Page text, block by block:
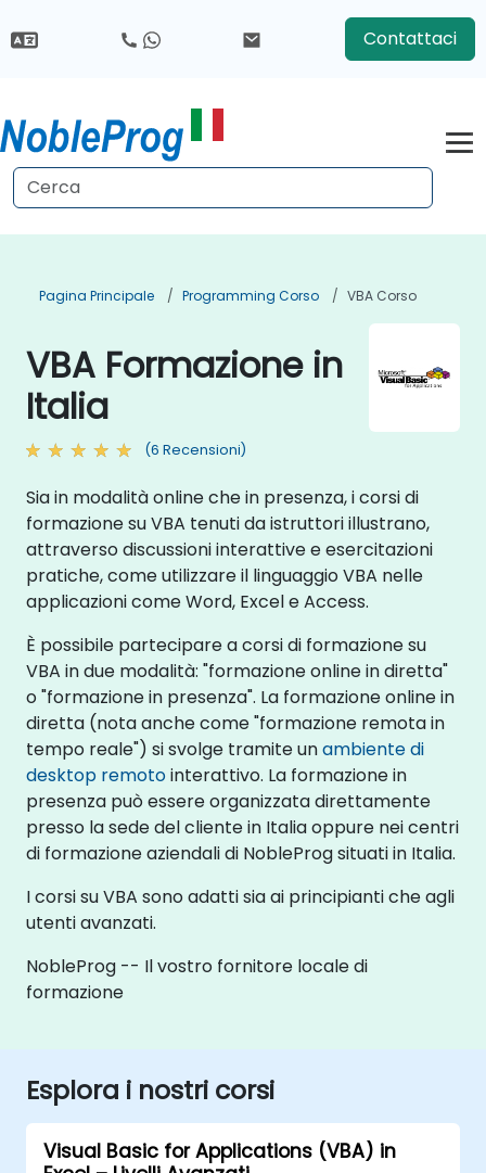
Contattaci
Pagina Principale Programming Corso VBA Corso
VBA Formazione in
Italia
(6 Recensioni)
Sia in modalità online che in presenza, i corsi di
formazione su VBA tenuti da istruttori illustrano,
attraverso discussioni interattive e esercitazioni
pratiche, come utilizzare il linguaggio VBA nelle
applicazioni come Word, Excel e Access.
È possibile partecipare a corsi di formazione su
VBA in due modalità: "formazione online in diretta"
o "formazione in presenza". La formazione online in
diretta (nota anche come "formazione remota in
tempo reale") si svolge tramite unambiente di
desktop remotointerattivo. La formazione in
presenza può essere organizzata direttamente
presso la sede del cliente in Italia oppure nei centri
di formazione aziendali di NobleProg situati in Italia.
I corsi su VBA sono adatti sia ai principianti che agli
utenti avanzati.
NobleProg -- Il vostro fornitore locale di
formazione
Esplora i nostri corsi
Visual Basic for Applications (VBA) in